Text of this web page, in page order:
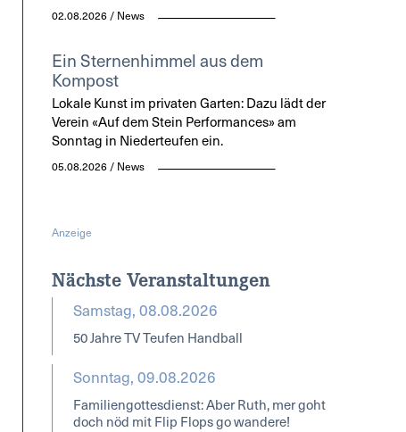
02.08.2026 / News
Ein Sternenhimmel aus dem
Kompost
Lokale Kunst im privaten Garten: Dazu lädt der
Verein «Auf dem Stein Performances» am
Sonntag in Niederteufen ein.
05.08.2026 / News
Anzeige
Nächste Veranstaltungen
Samstag, 08.08.2026
50 Jahre TV Teufen Handball
Sonntag, 09.08.2026
Familiengottesdienst: Aber Ruth, mer goht
doch nöd mit Flip Flops go wandere!